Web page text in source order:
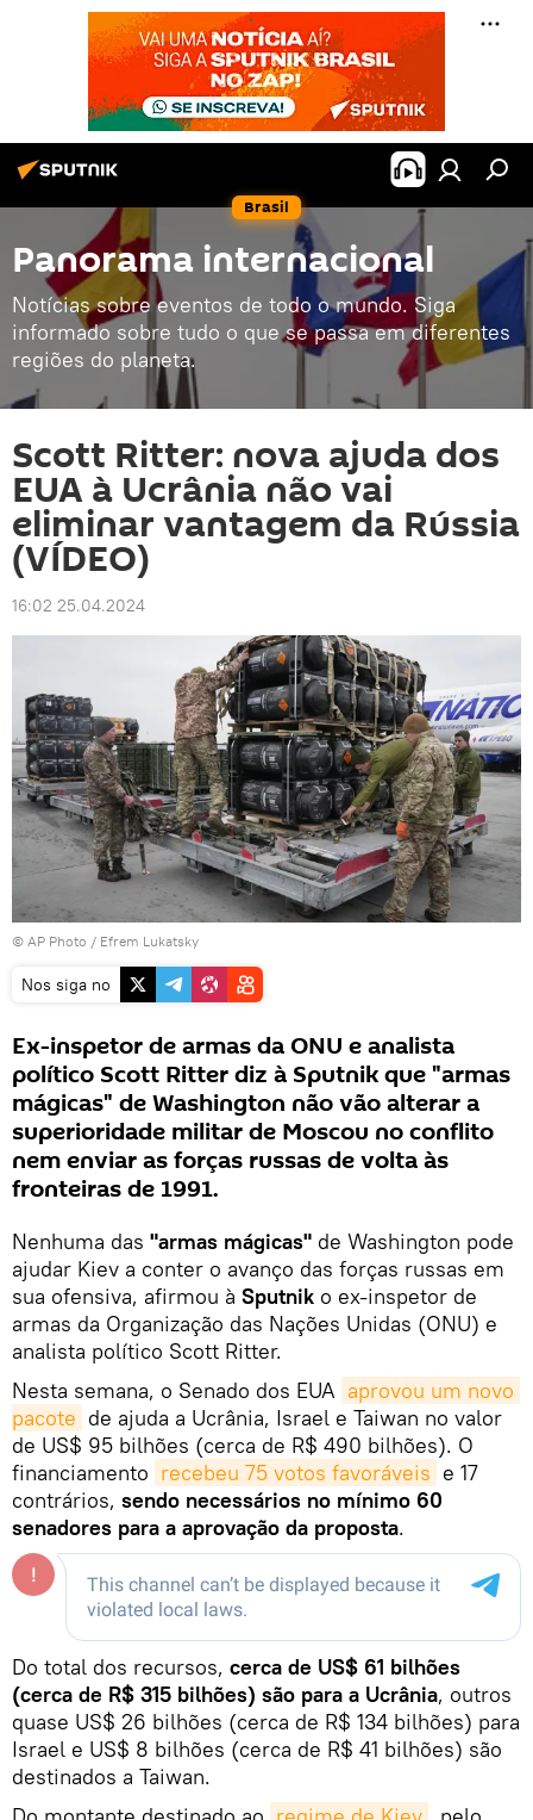
Brasil
Panorama internacional
Notícias sobre eventos de todo o mundo. Siga
informado sobre tudo o que se passa em diferentes
regiões do planeta.
Scott Ritter: nova ajuda dos
EUA à Ucrânia não vai
eliminar vantagem da Rússia
(VÍDEO)
16:02 25.04.2024
© AP Photo / Efrem Lukatsky
Nos siga no
Ex-inspetor de armas da ONU e analista
político Scott Ritter diz à Sputnik que "armas
mágicas" de Washington não vão alterar a
superioridade militar de Moscou no conflito
nem enviar as forças russas de volta às
fronteiras de 1991.
Nenhuma das "armas mágicas" de Washington pode
ajudar Kiev a conter o avanço das forças russas em
sua ofensiva, afirmou à Sputnik o ex-inspetor de
armas da Organização das Nações Unidas (ONU) e
analista político Scott Ritter.
Nesta semana, o Senado dos EUA aprovou um novo
pacote de ajuda a Ucrânia, Israel e Taiwan no valor
de US$ 95 bilhões (cerca de R$ 490 bilhões). O
financiamento recebeu 75 votos favoráveis e 17
contrários, sendo necessários no mínimo 60
senadores para a aprovação da proposta.
Do total dos recursos, cerca de US$ 61 bilhões
(cerca de R$ 315 bilhões) são para a Ucrânia, outros
quase US$ 26 bilhões (cerca de R$ 134 bilhões) para
Israel e US$ 8 bilhões (cerca de R$ 41 bilhões) são
destinados a Taiwan.